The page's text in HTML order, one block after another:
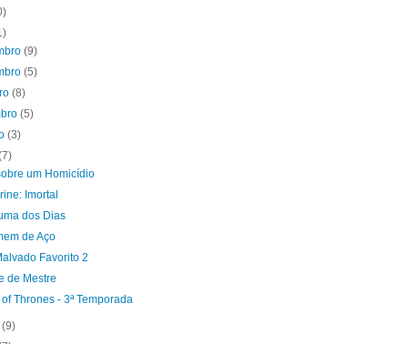
(9)
(5)
(8)
(5)
(3)
um Homicídio
Imortal
dos Dias
de Aço
Favorito 2
de Mestre
Thrones - 3ª Temporada
(9)